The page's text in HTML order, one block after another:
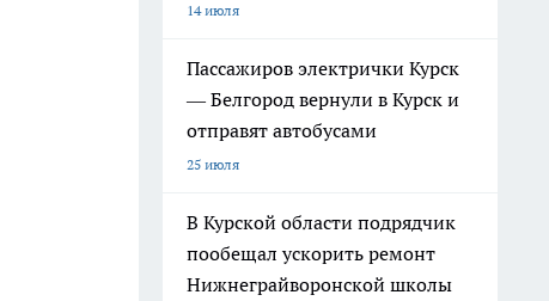
14 июля
Пассажиров электрички Курск
— Белгород вернули в Курск и
отправят автобусами
25 июля
В Курской области подрядчик
пообещал ускорить ремонт
Нижнеграйворонской школы